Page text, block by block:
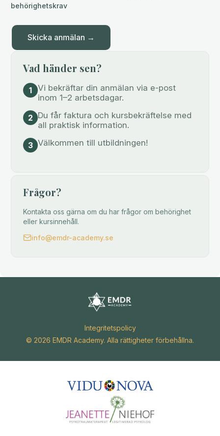
behörighetskrav
Skicka anmälan →
Vad händer sen?
1
Vi bekräftar din anmälan via e-post
inom 1–2 arbetsdagar.
2 Du får faktura och kursbekräftelse med
all praktisk information.
3 Välkommen till utbildningen!
Frågor?
Kontakta oss gärna om du har frågor om behörighet
eller kursinnehåll.
info@emdr-academy.se
Integritetspolicy
© 2026 EMDR Academy. Alla rättigheter förbehållna.